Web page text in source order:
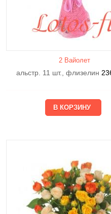
2 Вайолет
альстр. 11 шт., флизелин